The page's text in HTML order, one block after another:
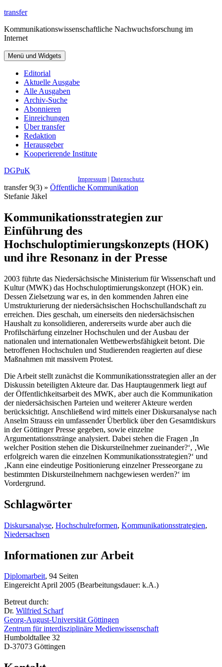
Zum
springen
transfer
Kommunikationswissenschaftliche Nachwuchsforschung im
Internet
Menü und Widgets
Editorial
Aktuelle Ausgabe
Alle Ausgaben
Archiv-Suche
Abonnieren
Einreichungen
Über transfer
Redaktion
Herausgeber
Kooperierende Institute
DGPuK
Impressum | Datenschutz
transfer 9(3) » Öffentliche Kommunikation
Stefanie Jäkel
Kommunikationsstrategien zur
Einführung des
Hochschuloptimierungskonzepts (HOK)
und ihre Resonanz in der Presse
2003 führte das Niedersächsische Ministerium für Wissenschaft und
Kultur (MWK) das Hochschuloptimierungskonzept (HOK) ein.
Dessen Zielsetzung war es, in den kommenden Jahren eine
Umstrukturierung der niedersächsischen Hochschullandschaft zu
erreichen. Dies geschah, um einerseits den niedersächsischen
Haushalt zu konsolidieren, andererseits wurde aber auch die
Profilschärfung einzelner Hochschulen und der Ausbau der
nationalen und internationalen Wettbewerbsfähigkeit betont. Die
betroffenen Hochschulen und Studierenden reagierten auf diese
Maßnahmen mit massivem Protest.
Die Arbeit stellt zunächst die Kommunikationsstrategien aller an der
Diskussin beteiligten Akteure dar. Das Hauptaugenmerk liegt auf
der Öffentlichkeitsarbeit des MWK, aber auch die Kommunikation
der niedersächsischen Parteien und weiterer Akteure werden
berücksichtigt. Anschließend wird mittels einer Diskursanalyse nach
Anselm Strauss ein umfassender Überblick über den Gesamtdiskurs
in der Göttinger Presse gegeben, sowie einzelne
Argumentationsstränge analysiert. Dabei stehen die Fragen ‚In
welcher Position stehen die Diskursteilnehmer zueinander?‘, ‚Wie
erfolgreich waren die einzelnen Kommunikationsstrategien?‘ und
‚Kann eine eindeutige Positionierung einzelner Presseorgane zu
bestimmten Diskursteilnehmern nachgewiesen werden?‘ im
Vordergrund.
Schlagwörter
Diskursanalyse, Hochschulreformen, Kommunikationsstrategien,
Niedersachsen
Informationen zur Arbeit
Diplomarbeit, 94 Seiten
Eingereicht April 2005 (Bearbeitungsdauer: k.A.)
Betreut durch:
Dr. Wilfried Scharf
Georg-August-Universität Göttingen
Zentrum für interdisziplinäre Medienwissenschaft
Humboldtallee 32
D-37073 Göttingen